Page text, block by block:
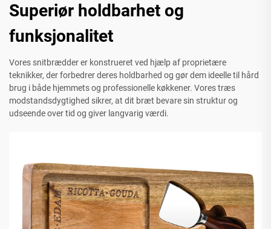
Superiør holdbarhet og
funksjonalitet
Vores snitbrædder er konstrueret ved hjælp af proprietære
teknikker, der forbedrer deres holdbarhed og gør dem ideelle til hård
brug i både hjemmets og professionelle køkkener. Vores træs
modstandsdygtighed sikrer, at dit bræt bevare sin struktur og
udseende over tid og giver langvarig værdi.